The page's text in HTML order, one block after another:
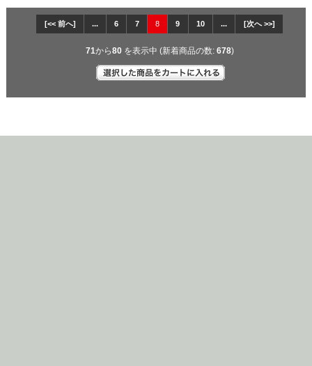
[<< 前へ] ... 6 7 8 9 10 ... [次へ >>]
71から80を表示中 (新着商品の数: 678)